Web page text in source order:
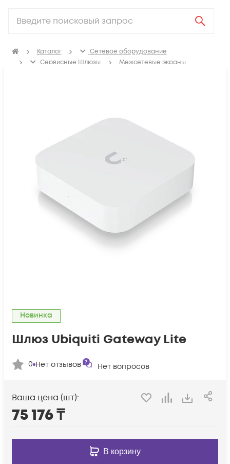
Каталог
Сетевое оборудование
Сервисные Шлюзы
Межсетевые экраны
Новинка
Шлюз Ubiquiti Gateway Lite
0 Нет отзывов Нет вопросов
Ваша цена (шт):
75 176₸
В корзину